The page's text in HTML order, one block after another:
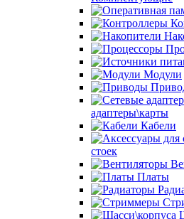
Модули
адаптеры\карты
Кабели
стоек
Платы